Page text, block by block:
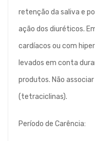
retenção da saliva e
ação dos diuréticos.
cardíacos ou com
levados em conta
produtos. Não
(tetraciclinas).
Período de Carência: